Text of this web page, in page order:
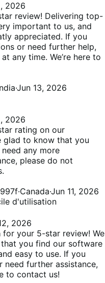
2026
review! Delivering top-
important to us, and
appreciated. If you
or need further help,
any time. We’re here to
·Jun 13, 2026
2026
rating on our
glad to know that you
any more
please do not
·Canada·Jun 11, 2026
d'utilisation
2026
for your 5-star review! We
you find our software
easy to use. If you
need further assistance,
to contact us!